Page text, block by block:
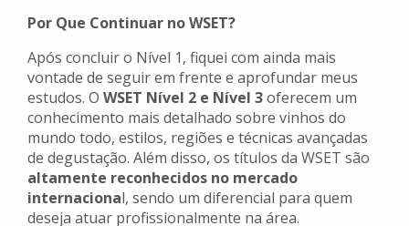
Por Que Continuar no WSET?
Após concluir o Nível 1, fiquei com ainda mais
vontade de seguir em frente e aprofundar meus
estudos. O WSET Nível 2 e Nível 3oferecem um
conhecimento mais detalhado sobre vinhos do
mundo todo, estilos, regiões e técnicas avançadas
de degustação. Além disso, os títulos da WSET são
altamente reconhecidos no mercado
internacional, sendo um diferencial para quem
deseja atuar profissionalmente na área.